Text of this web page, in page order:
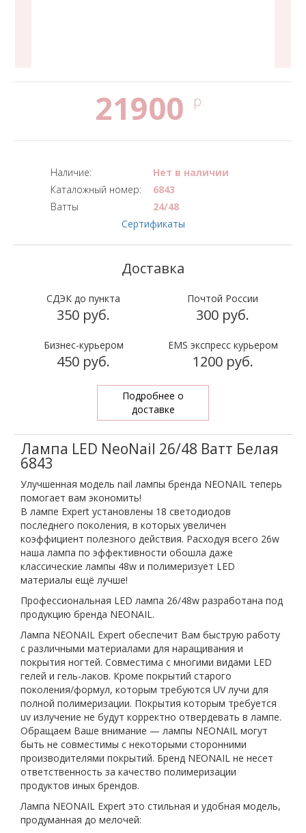
21900 р.
Наличие:
Нет в наличии
Каталожный номер:
6843
Ватты
24/48
Сертификаты
СДЭК до пункта
350 руб.
Почтой России
300 руб.
Бизнес-курьером
450 руб.
EMS экспресс курьером
1200 руб.
Подробнее о
доставке
Лампа LED NeoNail 26/48 Ватт Белая
6843
Улучшенная модель nail лампы бренда NEONAIL теперь
помогает вам экономить!
В лампе Expert установлены 18 светодиодов
последнего поколения, в которых увеличен
коэффициент полезного действия. Расходуя всего 26w
наша лампа по эффективности обошла даже
классические лампы 48w и полимеризует LED
материалы ещё лучше!
Профессиональная LED лампа 26/48w разработана под
продукцию бренда NEONAIL.
Лампа NEONAIL Expert обеспечит Вам быструю работу
с различными материалами для наращивания и
покрытия ногтей. Совместима с многими видами LED
гелей и гель-лаков. Кроме покрытий старого
поколения/формул, которым требуются UV лучи для
полной полимеризации. Покрытия которым требуется
uv излучение не будут корректно отвердевать в лампе.
Обращаем Ваше внимание — лампы NEONAIL могут
быть не совместимы с некоторыми сторонними
производителями покрытий. Бренд NEONAIL не несет
ответственность за качество полимеризации
продуктов иных брендов.
Лампа NEONAIL Expert это cтильная и удобная модель,
продуманная до мелочей: